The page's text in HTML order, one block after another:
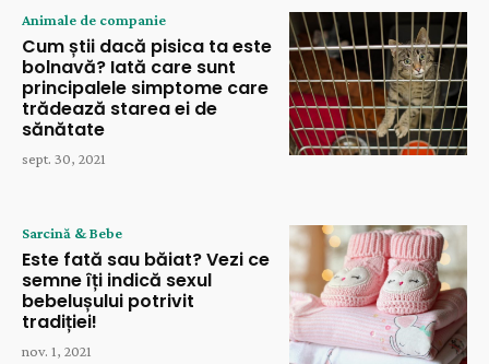
Animale de companie
Cum știi dacă pisica ta este
bolnavă? Iată care sunt
principalele simptome care
trădează starea ei de
sănătate
sept. 30, 2021
Sarcină & Bebe
Este fată sau băiat? Vezi ce
semne îți indică sexul
bebelușului potrivit
tradiției!
nov. 1, 2021